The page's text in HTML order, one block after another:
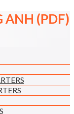
ANH (PDF)